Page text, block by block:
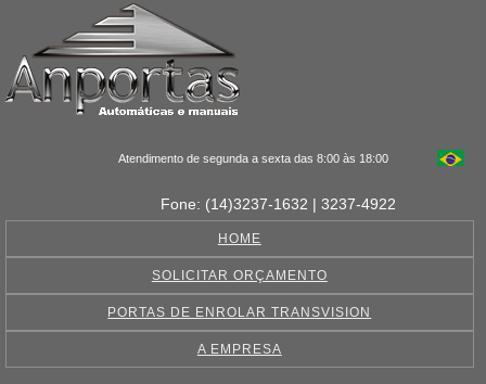
Atendimento de segunda a sexta das 8:00 às 18:00
Fone: (14)3237-1632 | 3237-4922
HOME
SOLICITAR ORÇAMENTO
PORTAS DE ENROLAR TRANSVISION
A EMPRESA